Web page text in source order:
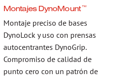
Montajes DynoMount ™
Montaje preciso de bases
DynoLock y uso con prensas
autocentrantes DynoGrip.
Compromiso de calidad de
punto cero con un patrón de